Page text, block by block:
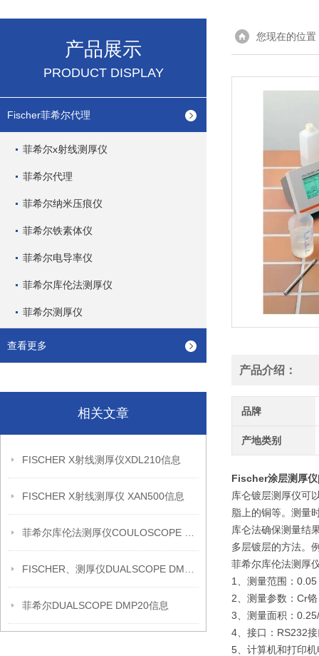
产品展示
PRODUCT DISPLAY
Fischer菲希尔代理
菲希尔x射线测厚仪
菲希尔代理
菲希尔纳米压痕仪
菲希尔铁素体仪
菲希尔电导率仪
菲希尔库伦法测厚仪
菲希尔测厚仪
查看更多
相关文章
FISCHER X射线测厚仪XDL210信息
FISCHER X射线测厚仪 XAN500信息
菲希尔DUALSCOPE DMP20信息
您现在的位置
产品介绍：
品牌
产地类别
Fischer涂层测厚
库仑镀层测厚仪可
脂上的铜等。测量
库仑法确保测量结
多层镀层的方法。
菲希尔库伦法测厚
1、测量范围：
2、测量参数：Cr
3、测量面积：
4、接口：RS232
5、计算机和打印